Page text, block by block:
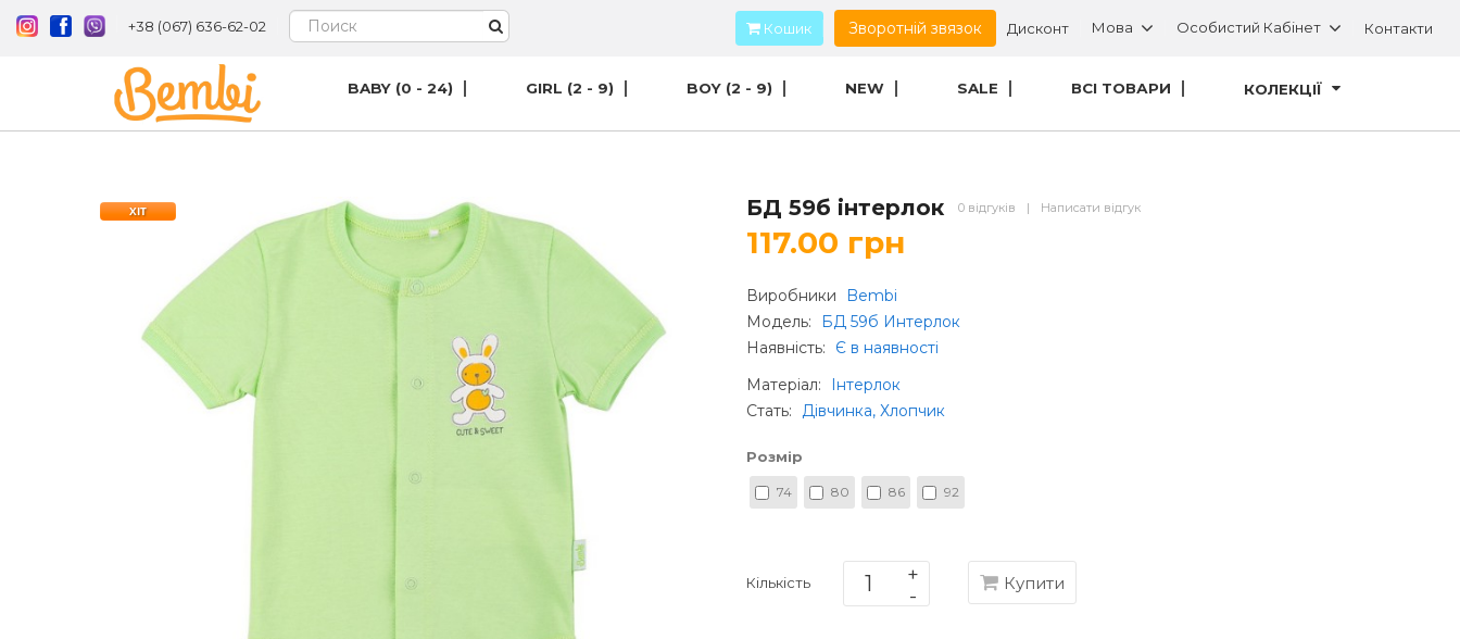
+38 (067) 636-62-02 Кошик Зворотній звязок Дисконт Мова Особистий Кабінет Контакти
BABY (0 - 24) GIRL (2 - 9) BOY (2 - 9) NEW SALE ВСІ ТОВАРИ КОЛЕКЦІЇ
ХІТ БД 59б інтерлок 0 відгуків | Написати відгук
117.00 грн
Виробники
Bembi
Модель:
БД 59б Интерлок
Наявність:
Є в наявності
Матеріал:
Інтерлок
Стать: Дівчинка, Хлопчик
Розмір
74 80 86 92
Кількість Купити